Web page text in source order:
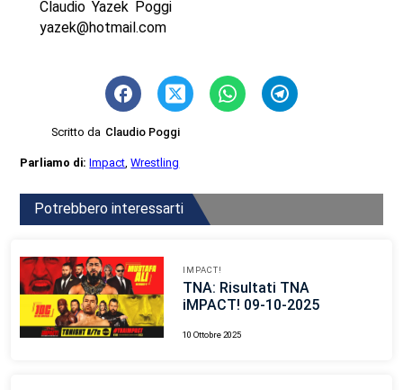
Claudio Yazek Poggi
yazek@hotmail.com
Scritto da Claudio Poggi
Parliamo di:Impact,Wrestling
Potrebbero interessarti
IMPACT!
TNA: Risultati TNA
iMPACT! 09-10-2025
10 Ottobre 2025